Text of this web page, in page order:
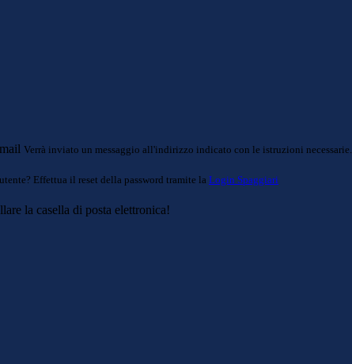
Verrà inviato un messaggio all'indirizzo indicato con le istruzioni necessarie.
Effettua il reset della password tramite la Login Spaggiari
la casella di posta elettronica!